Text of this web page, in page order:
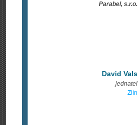
Parabel, s.r.o.
David Vals
jednatel
Zlín